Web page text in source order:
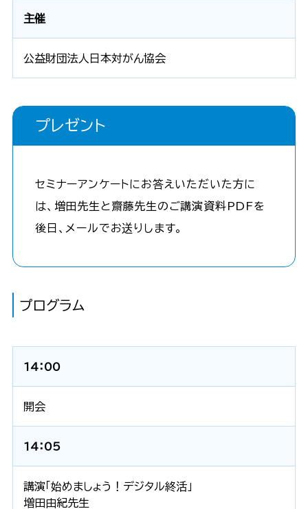
主催
公益財団法人日本対がん協会
プレゼント
セミナーアンケートにお答えいただいた方に
は、増田先生と齋藤先生のご講演資料PDFを
後日、メールでお送りします。
プログラム
14：00
開会
14：05
講演「始めましょう！デジタル終活」
増田由紀先生